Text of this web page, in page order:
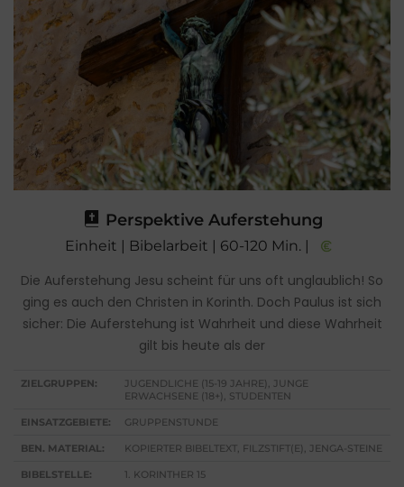
Perspektive Auferstehung
Einheit | Bibelarbeit | 60-120 Min. |
Die Auferstehung Jesu scheint für uns oft unglaublich! So
ging es auch den Christen in Korinth. Doch Paulus ist sich
sicher: Die Auferstehung ist Wahrheit und diese Wahrheit
gilt bis heute als der
ZIELGRUPPEN:
JUGENDLICHE (15-19 JAHRE), JUNGE
ERWACHSENE (18+), STUDENTEN
EINSATZGEBIETE: GRUPPENSTUNDE
BEN. MATERIAL: KOPIERTER BIBELTEXT, FILZSTIFT(E), JENGA-STEINE
BIBELSTELLE: 1. KORINTHER 15